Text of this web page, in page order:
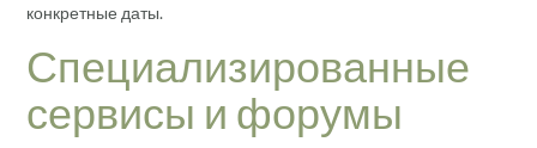
конкретные даты.
Специализированные
сервисы и форумы